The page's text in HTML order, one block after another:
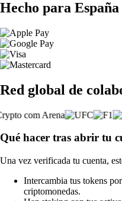
Hecho para España
Red global de
Qué hacer tras abrir tu
Una vez verificada tu cuenta,
Intercambia tus tokens
criptomonedas.